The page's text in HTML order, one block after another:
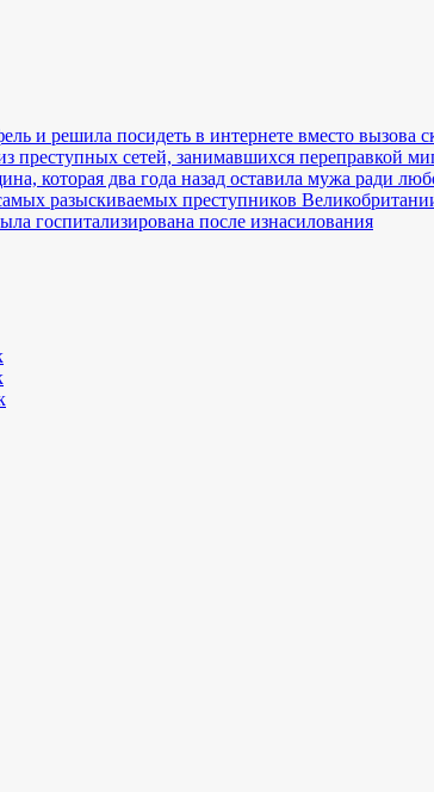
и решила посидеть в интернете вместо вызова
сетей, занимавшихся переправкой
которая два года назад оставила мужа ради
разыскиваемых преступников
госпитализирована после изнасилования